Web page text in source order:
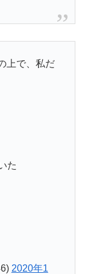
上で、私だ
た
2020年1